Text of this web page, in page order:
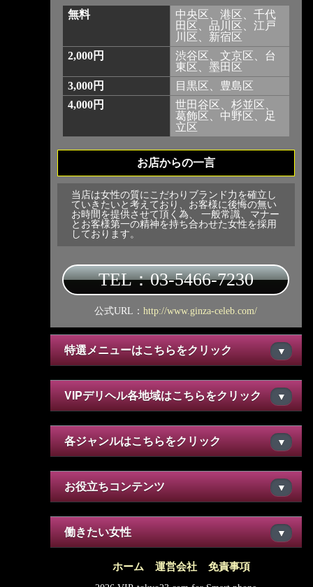
無料
中央区、港区、千代
田区、品川区、江戸
川区、新宿区
2,000円
渋谷区、文京区、台
東区、墨田区
3,000円
目黒区、豊島区
4,000円
世田谷区、杉並区、
葛飾区、中野区、足
立区
お店からの一言
当店は女性の質にこだわりブランド力を確立し
ていきたいと考えており、お客様に後悔の無い
お時間を提供させて頂く為、 一般常識、マナー
とお客様第一の精神を持ち合わせた女性を採用
しております。
TEL：03-5466-7230
公式URL： http://www.ginza-celeb.com/
特選メニューはこちらをクリック ▼
VIPデリヘル各地域はこちらをクリック ▼
各ジャンルはこちらをクリック ▼
お役立ちコンテンツ ▼
働きたい女性 ▼
ホーム 運営会社 免責事項